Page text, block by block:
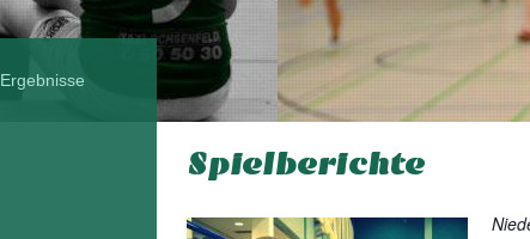
Spielberichte